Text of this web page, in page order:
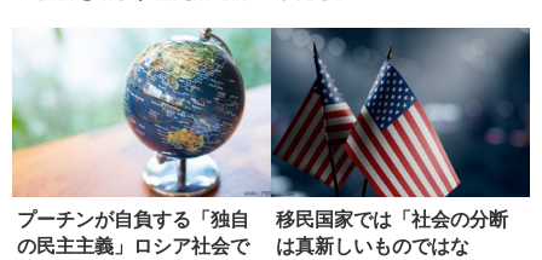
プーチンが自負する「独自
の民主主義」ロシア社会で
移民国家では「社会の分断
は真新しいものではな